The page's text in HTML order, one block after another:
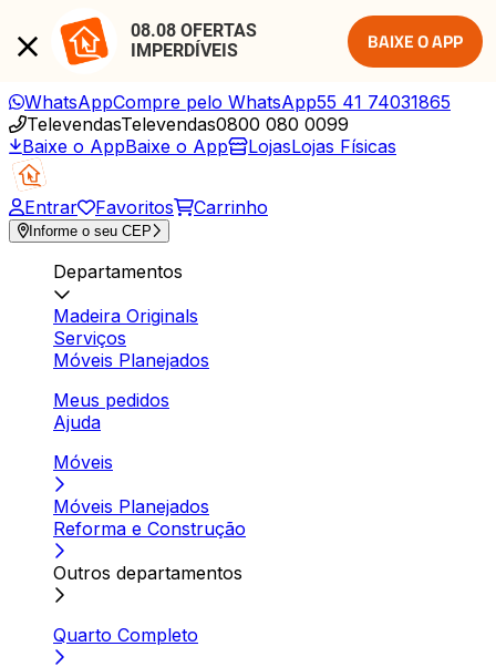
08.08 OFERTAS
IMPERDÍVEIS
BAIXE O APP
WhatsAppCompre pelo WhatsApp55 41 74031865
TelevendasTelevendas0800 080 0099
Baixe o AppBaixe o App LojasLojas Físicas
Entrar Favoritos Carrinho
Informe o seu CEP
Departamentos
Madeira Originals
Serviços
Móveis Planejados
Meus pedidos
Ajuda
Móveis
Móveis Planejados
Reforma e Construção
Outros departamentos
Quarto Completo